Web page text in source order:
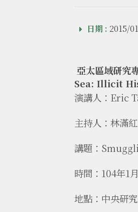
日期 : 2015/
亞太區域研
Sea: Illicit
演講人：Eric
主持人：林滿
講題：
時間：104年1
地點：中央研